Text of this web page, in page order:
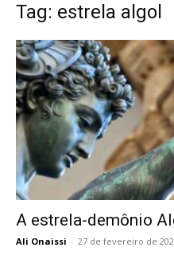
Tag: estrela algol
A estrela-demônio
Ali Onaissi - 27 de fevereiro de